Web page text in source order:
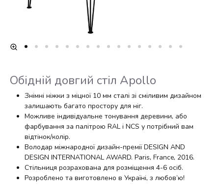
Обідній довгий стіл Apollo
Знімні ніжки з міцної 10 мм сталі зі сміливим дизайном
залишають багато простору для ніг.
Можливе індивідуальне тонування деревини, або
фарбування за палітрою RAL і NCS у потрібний вам
відтінок/колір.
Володар міжнародної дизайн-премії DESIGN AND
DESIGN INTERNATIONAL AWARD. Paris, France, 2016.
Стільниця розрахована для розміщення 4-6 осіб.
Розроблено та виготовлено в Україні, з любов’ю!